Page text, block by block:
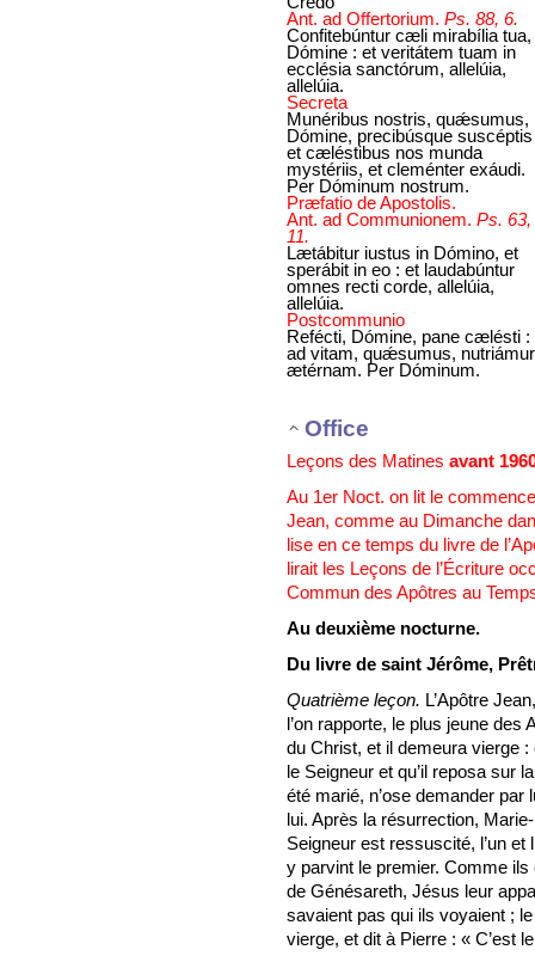
Ant. ad Offertorium. Ps. 88, 6.
Confitebúntur cæli mirabília tua,
Dómine : et veritátem tuam in
ecclésia sanctórum, allelúia,
allelúia.
Secreta
Munéribus nostris, quǽsumus,
Dómine, precibúsque
et cæléstibus nos munda
mystériis, et cleménter exáudi.
Per Dóminum nostrum.
Præfatio de Apostolis.
Ant. ad Communionem. Ps. 63,
11.
Lætábitur iustus in Dómino, et
sperábit in eo : et laudabúntur
omnes recti corde, allelúia,
allelúia.
Postcommunio
Refécti, Dómine, pane cælésti :
ad vitam, quǽsumus, nutriámur
ætérnam. Per Dóminum.
Office
Leçons des Matines avant
Au 1er Noct. on lit le
Jean, comme au Dimanche
lise en ce temps du livre de
lirait les Leçons de l’Écriture
Commun des Apôtres au
Au deuxième nocturne.
Du livre de saint Jérôme,
Quatrième leçon. L’Apôtre
l’on rapporte, le plus jeune
du Christ, et il demeura vierge :
le Seigneur et qu’il reposa sur
été marié, n’ose demander
lui. Après la résurrection,
Seigneur est ressuscité, l’un
y parvint le premier. Comme
de Génésareth, Jésus leur
savaient pas qui ils voyaient ;
vierge, et dit à Pierre : « C’est